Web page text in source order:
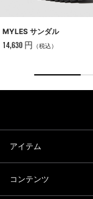
MYLES サンダル
14,630 円 （税込）
アイテム
コンテンツ